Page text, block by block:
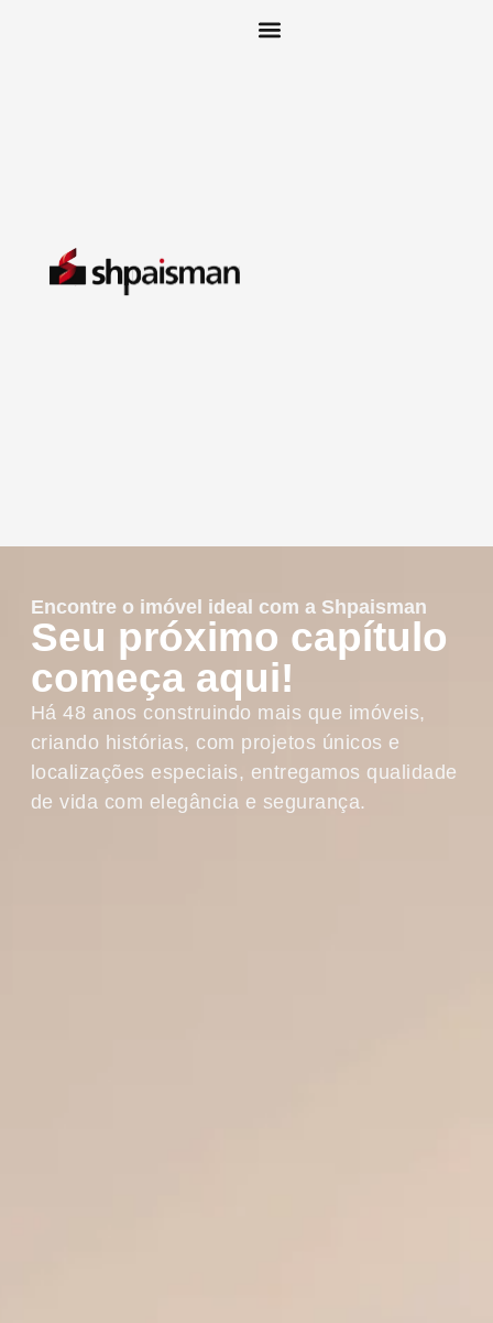
Encontre o imóvel ideal com a Shpaisman​
Seu próximo capítulo
começa aqui!​
Há 48 anos construindo mais que imóveis,
criando histórias, com projetos únicos e
localizações especiais, entregamos qualidade
de vida com elegância e segurança.